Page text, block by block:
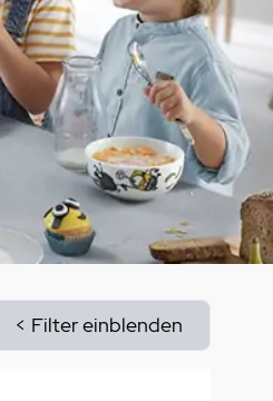
nach
< Filter einblenden